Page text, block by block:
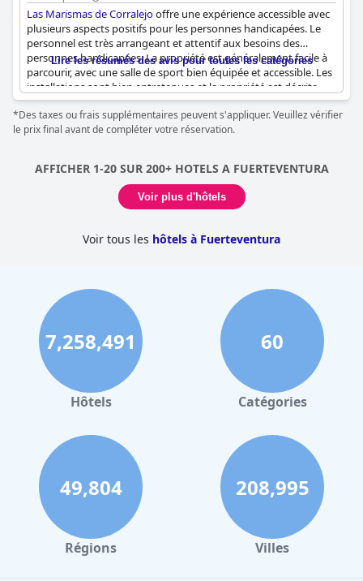
Las Marismas de Corralejooffre une expérience accessible avec
plusieurs aspects positifs pour les personnes handicapées. Le
personnel est très arrangeant et attentif aux besoins des
personnes handicapées. La propriété est généralement facile à
parcourir, avec une salle de sport bien équipée et accessible. Les
installations sont bien entretenues et la propriété est décrite
comme facilement navigable. Elle est également idéalement
située, à quelques pas de la route principale avec des bars et des
restaurants.
pas d'ascenseurs, ce qui rend les étages supérieurs uniquement
accessibles par des escaliers, ce qui pose une difficulté pour les
personnes à mobilité réduite. De plus, il n'y a pas de rampes
source d'inquiétude pour les personnes âgées. L'absence de
services de transfert aéroport est un autre point à considérer.
d'autres ont apprécié l'accessibilité générale et l'espace
disponible.
Lire les résumés des avis pour toutes les catégories
*Des taxes ou frais supplémentaires peuvent s'appliquer. Veuillez vérifier
le prix final avant de compléter votre réservation.
AFFICHER 1-20 SUR 200+ HOTELS A FUERTEVENTURA
Voir plus d'hôtels
Voir tous les hôtels à Fuerteventura
7,258,491
Hôtels
60
Catégories
49,804
Régions
208,995
Villes